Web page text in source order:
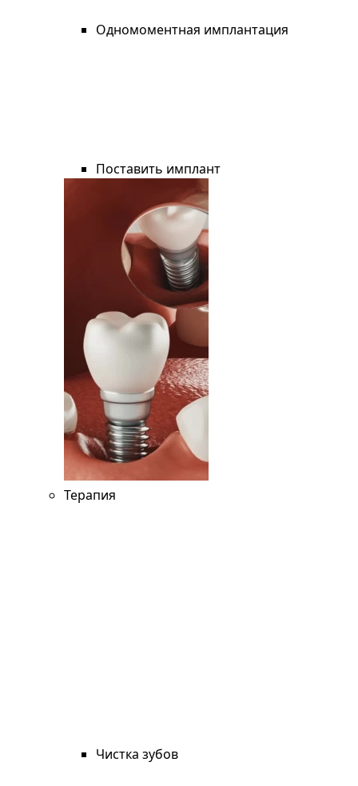
Одномоментная имплантация
Поставить имплант
Терапия
Чистка зубов